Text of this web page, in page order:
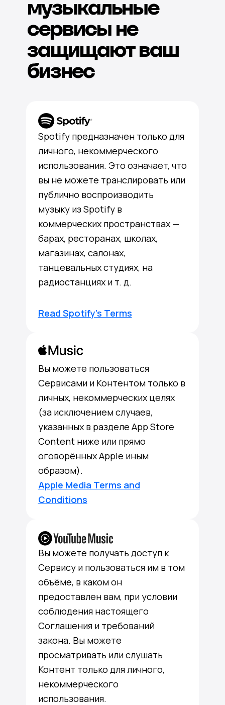
Spotify предназначен только для
личного, некоммерческого
использования. Это означает, что
вы не можете транслировать или
публично воспроизводить
музыку из Spotify в
коммерческих пространствах —
барах, ресторанах, школах,
магазинах, салонах,
танцевальных студиях, на
радиостанциях и т. д.
Read Spotify's Terms
Вы можете пользоваться
Сервисами и Контентом только в
личных, некоммерческих целях
(за исключением случаев,
указанных в разделе App Store
Content ниже или прямо
оговорённых Apple иным
образом).
Apple Media Terms and
Conditions
Вы можете получать доступ к
Сервису и пользоваться им в том
объёме, в каком он
предоставлен вам, при условии
соблюдения настоящего
Соглашения и требований
закона. Вы можете
просматривать или слушать
Контент только для личного,
некоммерческого
использования.
музыкальные
сервисы не
защищают ваш
бизнес